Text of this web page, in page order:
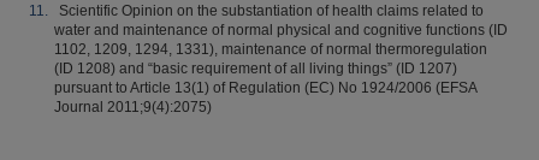
Scientific Opinion on the substantiation of health claims related to
water and maintenance of normal physical and cognitive functions (ID
1102, 1209, 1294, 1331), maintenance of normal thermoregulation
(ID 1208) and “basic requirement of all living things” (ID 1207)
pursuant to Article 13(1) of Regulation (EC) No 1924/2006 (EFSA
Journal 2011;9(4):2075)